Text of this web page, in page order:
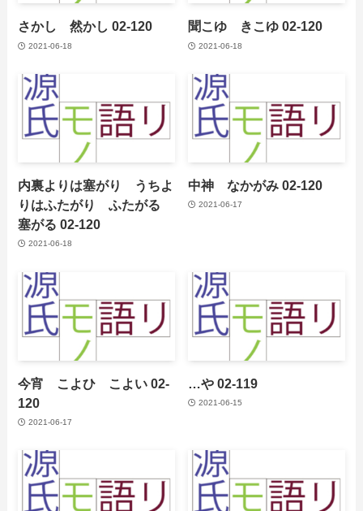
さかし 然かし 02-120
2021-06-18
聞こゆ きこゆ 02-120
2021-06-18
内裏よりは塞がり うちよ
りはふたがり ふたがる
塞がる 02-120
2021-06-18
中神 なかがみ 02-120
2021-06-17
今宵 こよひ こよい 02-
120
2021-06-17
…や 02-119
2021-06-15